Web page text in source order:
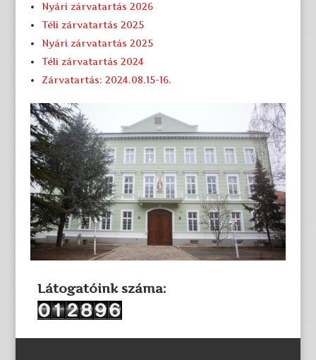
Nyári zárvatartás 2026
Téli zárvatartás 2025
Nyári zárvatartás 2025
Téli zárvatartás 2024
Zárvatartás: 2024.08.15-16.
Látogatóink száma: